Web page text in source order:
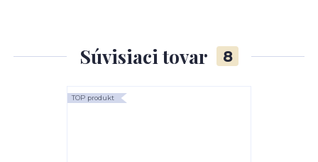
Súvisiaci tovar 8
TOP produkt